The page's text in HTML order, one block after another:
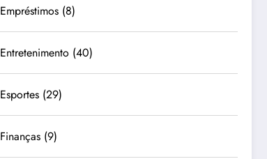
Empréstimos (8)
Entretenimento (40)
Esportes (29)
Finanças (9)